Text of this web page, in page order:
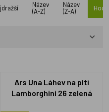
Název
(A-Z)
Název
(Z-A)
Ars Una Láhev na pití
Lamborghini 26 zelená